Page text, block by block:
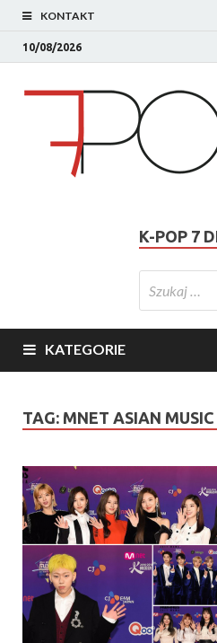
KONTAKT
10/08/2026
K-POP 7
KATEGORIE
TAG: MNET ASIAN